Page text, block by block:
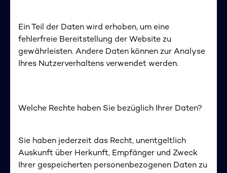
Ein Teil der Daten wird erhoben, um eine
fehlerfreie Bereitstellung der Website zu
gewährleisten. Andere Daten können zur Analyse
Ihres Nutzerverhaltens verwendet werden.
Welche Rechte haben Sie bezüglich Ihrer Daten?
Sie haben jederzeit das Recht, unentgeltlich
Auskunft über Herkunft, Empfänger und Zweck
Ihrer gespeicherten personenbezogenen Daten zu